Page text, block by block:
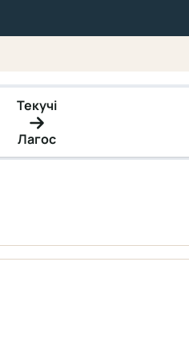
Текучі
Лагос